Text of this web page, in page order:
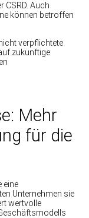
CSRD. Auch
können betroffen
verpflichtete
zukünftige
Mehr
für die
eine
Unternehmen sie
wertvolle